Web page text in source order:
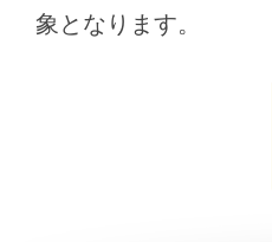
象となります。